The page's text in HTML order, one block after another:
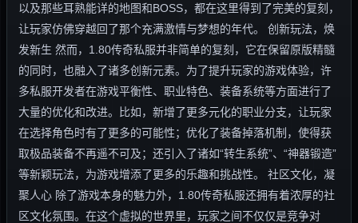
以及那些耳熟能详的地图和BOSS，都在这里得到了完美的复刻，
让玩家仿佛穿越回了那个充满激情与梦想的年代。 创新玩法，焕
发新生 然而，1.80传奇私服并非简单的复刻，它在保留原版精髓
的同时，也融入了诸多创新元素。为了提升玩家的游戏体验，许
多私服开发者在游戏平衡性、职业特色、装备系统等方面进行了
大量的优化和改进。比如，新增了更多元化的职业分支，让玩家
在选择角色时有了更多的可能性；优化了装备掉落机制，使得获
取极品装备不再遥不可及；还引入了诸如“转生系统”、“神器锻造”
等新颖玩法，为游戏增添了更多的乐趣和挑战性。 社区文化，凝
聚人心 除了游戏本身的魅力外，1.80传奇私服还拥有着浓厚的社
区文化氛围。在这个虚拟的世界里，玩家之间不仅仅是竞争对